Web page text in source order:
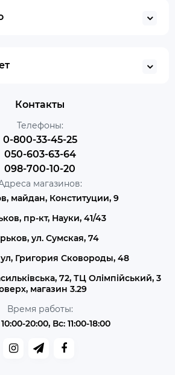
Контакты
Телефоны:
0-800-33-45-25
050-603-63-64
098-700-10-20
магазинов:
майдан, Конституции, 9
пр-кт, Науки, 41/43
ул. Сумская, 74
ул, Григория Сковороды, 48
72, ТЦ Олімпійський, 3
магазин 3.29
Время работы:
20:00, Вс: 11:00-18:00